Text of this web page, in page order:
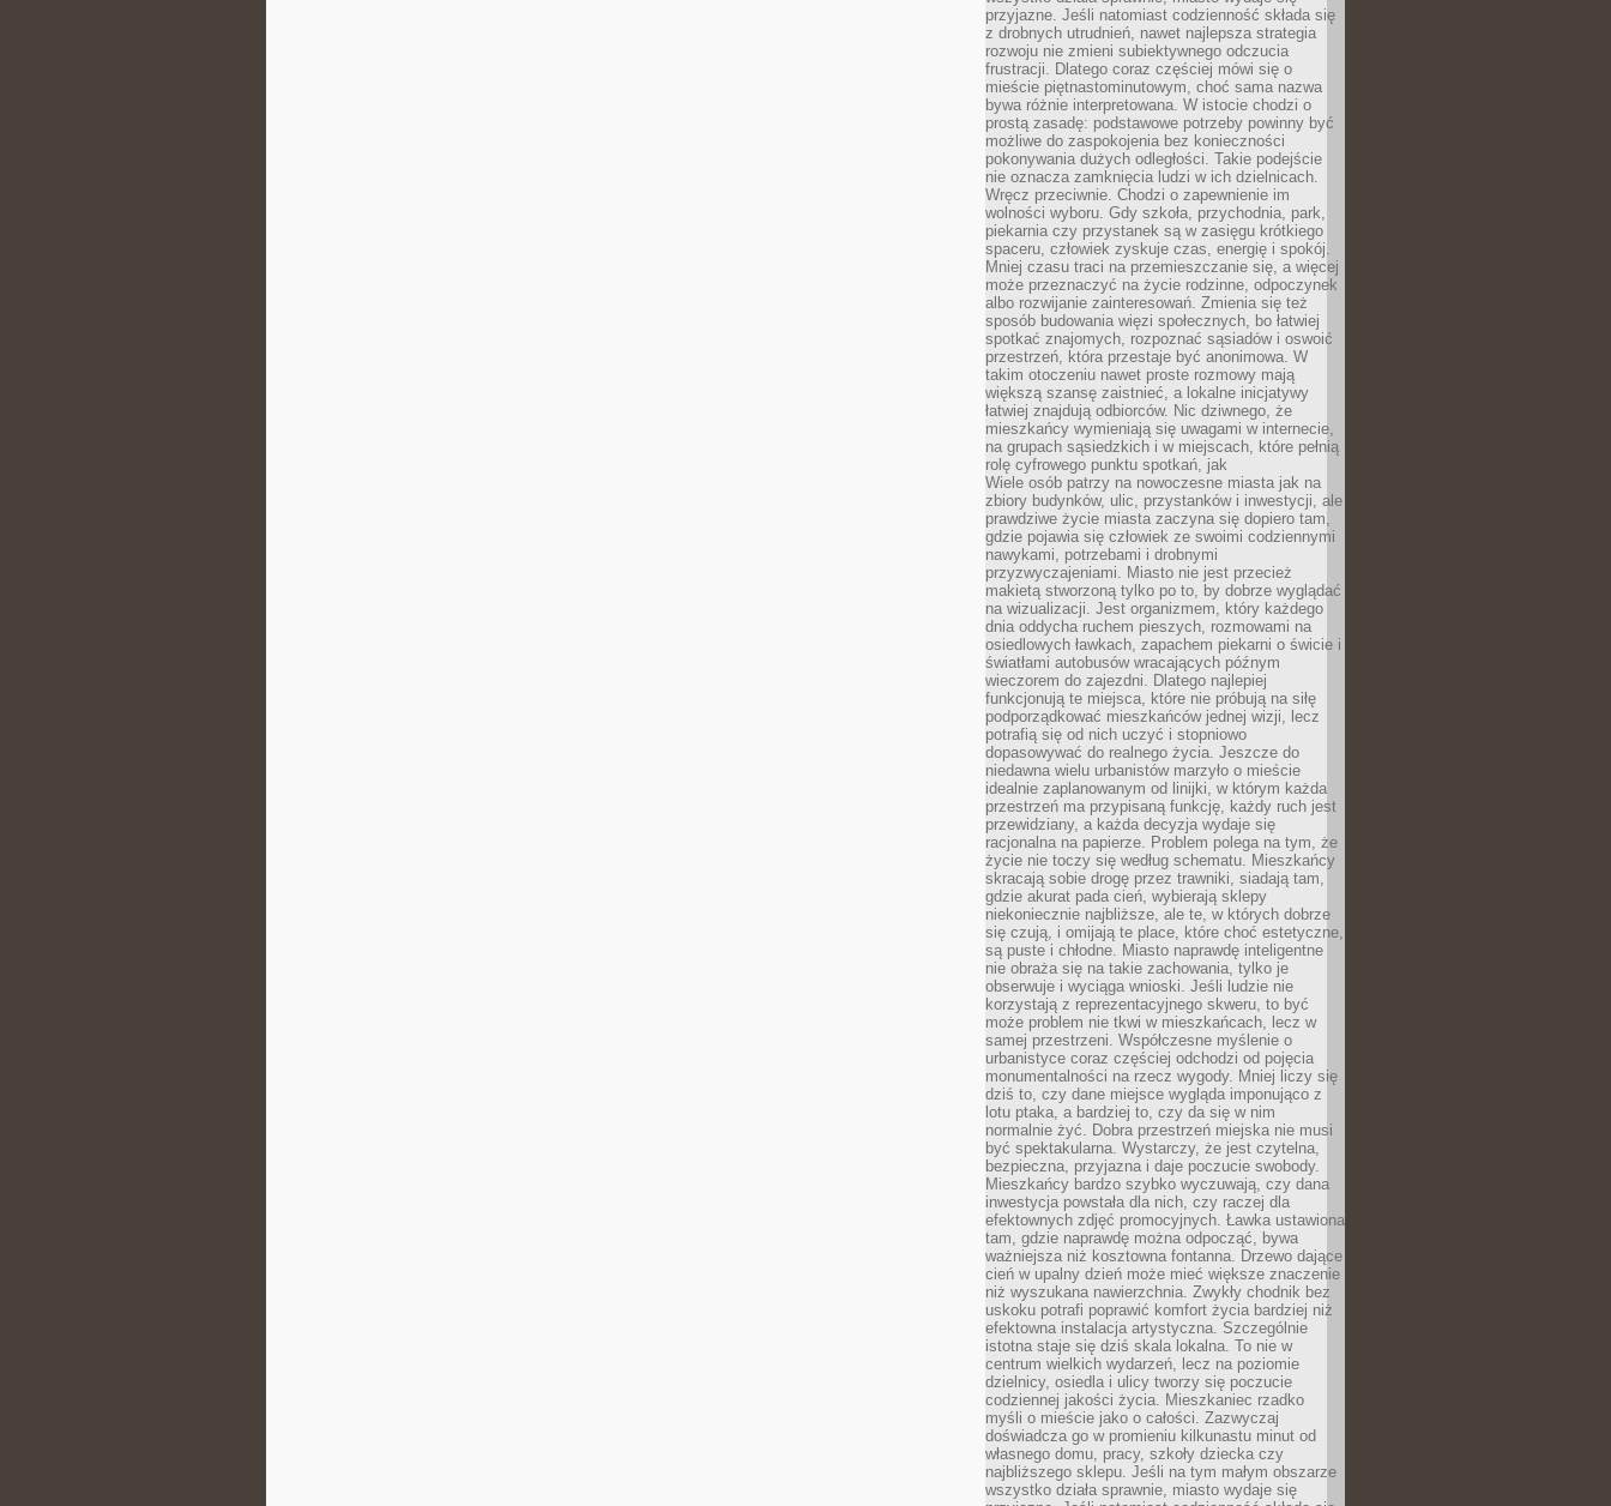
przyjazne. Jeśli natomiast codzienność składa się
z drobnych utrudnień, nawet najlepsza strategia
rozwoju nie zmieni subiektywnego odczucia
frustracji. Dlatego coraz częściej mówi się o
mieście piętnastominutowym, choć sama nazwa
bywa różnie interpretowana. W istocie chodzi o
prostą zasadę: podstawowe potrzeby powinny być
możliwe do zaspokojenia bez konieczności
pokonywania dużych odległości. Takie podejście
nie oznacza zamknięcia ludzi w ich dzielnicach.
Wręcz przeciwnie. Chodzi o zapewnienie im
wolności wyboru. Gdy szkoła, przychodnia, park,
piekarnia czy przystanek są w zasięgu krótkiego
spaceru, człowiek zyskuje czas, energię i spokój.
Mniej czasu traci na przemieszczanie się, a więcej
może przeznaczyć na życie rodzinne, odpoczynek
albo rozwijanie zainteresowań. Zmienia się też
sposób budowania więzi społecznych, bo łatwiej
spotkać znajomych, rozpoznać sąsiadów i oswoić
przestrzeń, która przestaje być anonimowa. W
takim otoczeniu nawet proste rozmowy mają
większą szansę zaistnieć, a lokalne inicjatywy
łatwiej znajdują odbiorców. Nic dziwnego, że
mieszkańcy wymieniają się uwagami w internecie,
na grupach sąsiedzkich i w miejscach, które pełnią
rolę cyfrowego punktu spotkań, jak
Wiele osób patrzy na nowoczesne miasta jak na
zbiory budynków, ulic, przystanków i inwestycji, ale
prawdziwe życie miasta zaczyna się dopiero tam,
gdzie pojawia się człowiek ze swoimi codziennymi
nawykami, potrzebami i drobnymi
przyzwyczajeniami. Miasto nie jest przecież
makietą stworzoną tylko po to, by dobrze wyglądać
na wizualizacji. Jest organizmem, który każdego
dnia oddycha ruchem pieszych, rozmowami na
osiedlowych ławkach, zapachem piekarni o świcie i
światłami autobusów wracających późnym
wieczorem do zajezdni. Dlatego najlepiej
funkcjonują te miejsca, które nie próbują na siłę
podporządkować mieszkańców jednej wizji, lecz
potrafią się od nich uczyć i stopniowo
dopasowywać do realnego życia. Jeszcze do
niedawna wielu urbanistów marzyło o mieście
idealnie zaplanowanym od linijki, w którym każda
przestrzeń ma przypisaną funkcję, każdy ruch jest
przewidziany, a każda decyzja wydaje się
racjonalna na papierze. Problem polega na tym, że
życie nie toczy się według schematu. Mieszkańcy
skracają sobie drogę przez trawniki, siadają tam,
gdzie akurat pada cień, wybierają sklepy
niekoniecznie najbliższe, ale te, w których dobrze
się czują, i omijają te place, które choć estetyczne,
są puste i chłodne. Miasto naprawdę inteligentne
nie obraża się na takie zachowania, tylko je
obserwuje i wyciąga wnioski. Jeśli ludzie nie
korzystają z reprezentacyjnego skweru, to być
może problem nie tkwi w mieszkańcach, lecz w
samej przestrzeni. Współczesne myślenie o
urbanistyce coraz częściej odchodzi od pojęcia
monumentalności na rzecz wygody. Mniej liczy się
dziś to, czy dane miejsce wygląda imponująco z
lotu ptaka, a bardziej to, czy da się w nim
normalnie żyć. Dobra przestrzeń miejska nie musi
być spektakularna. Wystarczy, że jest czytelna,
bezpieczna, przyjazna i daje poczucie swobody.
Mieszkańcy bardzo szybko wyczuwają, czy dana
inwestycja powstała dla nich, czy raczej dla
efektownych zdjęć promocyjnych. Ławka ustawiona
tam, gdzie naprawdę można odpocząć, bywa
ważniejsza niż kosztowna fontanna. Drzewo dające
cień w upalny dzień może mieć większe znaczenie
niż wyszukana nawierzchnia. Zwykły chodnik bez
uskoku potrafi poprawić komfort życia bardziej niż
efektowna instalacja artystyczna. Szczególnie
istotna staje się dziś skala lokalna. To nie w
centrum wielkich wydarzeń, lecz na poziomie
dzielnicy, osiedla i ulicy tworzy się poczucie
codziennej jakości życia. Mieszkaniec rzadko
myśli o mieście jako o całości. Zazwyczaj
doświadcza go w promieniu kilkunastu minut od
własnego domu, pracy, szkoły dziecka czy
najbliższego sklepu. Jeśli na tym małym obszarze
wszystko działa sprawnie, miasto wydaje się